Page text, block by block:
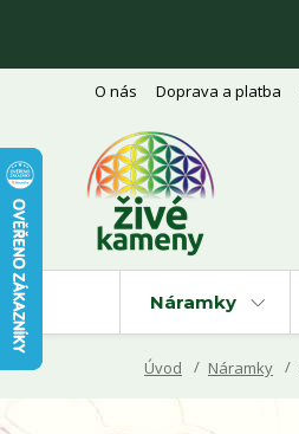
O nás Doprava a platba
Náramky
Úvod Náramky